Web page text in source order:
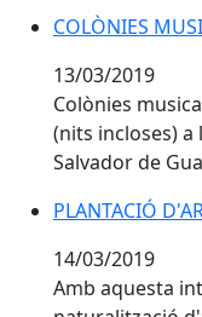
COLÒNIES
COLÒNIES
13/03/2019
Colònies
(nits incloses) a
Salvador de
PLANTACIÓ
PLANTACIÓ
14/03/2019
Amb aquesta